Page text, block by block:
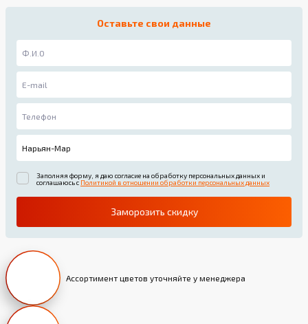
Оставьте свои данные
Заполняя форму, я даю согласие на обработку персональных данных и
соглашаюсь с Политикой в отношении обработки персональных данных
Заморозить скидку
Ассортимент цветов уточняйте у менеджера